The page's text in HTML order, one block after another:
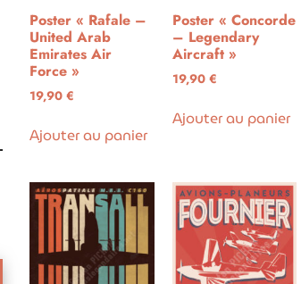
Poster « Rafale –
United Arab
Emirates Air
Force »
19,90 €
Ajouter au panier
Poster « Concorde
– Legendary
Aircraft »
19,90 €
Ajouter au panier